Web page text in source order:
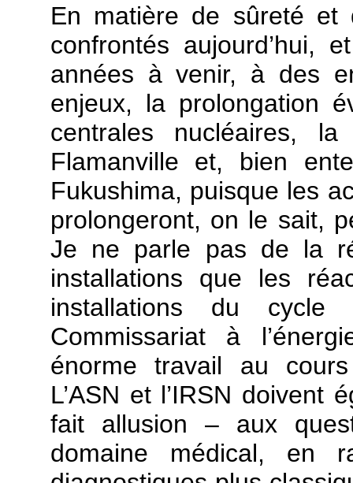
En matière de sûreté et
confrontés aujourd’hui,
années à venir, à des
enjeux, la prolongation
centrales nucléaires,
Flamanville et, bien
Fukushima, puisque les
prolongeront, on le sait,
Je ne parle pas de la
installations que les
installations du
Commissariat à
énorme travail au
L’ASN et l’IRSN doivent
fait allusion – aux
domaine médical, en